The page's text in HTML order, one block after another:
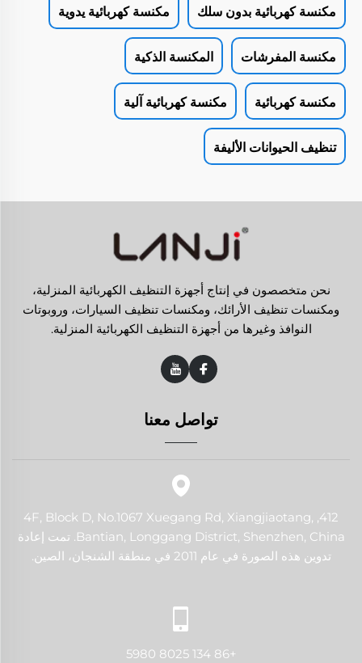
مكنسة كهربائية بدون سلك مكنسة كهربائية يدوية
مكنسة المفرشات المكنسة الذكية
مكنسة كهربائية مكنسة كهربائية آلية
تنظيف الحيوانات الأليفة
نحن متخصصون في إنتاج أجهزة التنظيف الكهربائية المنزلية،
ومكنسات تنظيف الأرائك، ومكنسات تنظيف السيارات، وروبوتات
النوافذ وغيرها من أجهزة التنظيف الكهربائية المنزلية.
تواصل معنا
412, 4F, Block D, No.1067 Xuegang Rd, Xiangjiaotang,
Bantian, Longgang District, Shenzhen, China. تمت إعادة
تدوين هذه الصورة في عام 2011 في منطقة الشنجان، الصين.
+86 134 8025 5980